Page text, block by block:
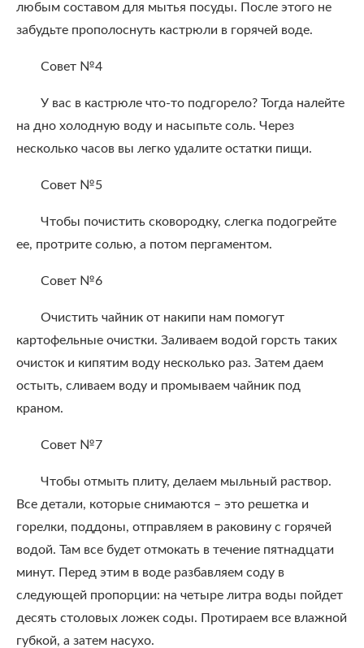
любым составом для мытья посуды. После этого не
забудьте прополоснуть кастрюли в горячей воде.
Совет №4
У вас в кастрюле что-то подгорело? Тогда налейте
на дно холодную воду и насыпьте соль. Через
несколько часов вы легко удалите остатки пищи.
Совет №5
Чтобы почистить сковородку, слегка подогрейте
ее, протрите солью, а потом пергаментом.
Совет №6
Очистить чайник от накипи нам помогут
картофельные очистки. Заливаем водой горсть таких
очисток и кипятим воду несколько раз. Затем даем
остыть, сливаем воду и промываем чайник под
краном.
Совет №7
Чтобы отмыть плиту, делаем мыльный раствор.
Все детали, которые снимаются – это решетка и
горелки, поддоны, отправляем в раковину с горячей
водой. Там все будет отмокать в течение пятнадцати
минут. Перед этим в воде разбавляем соду в
следующей пропорции: на четыре литра воды пойдет
десять столовых ложек соды. Протираем все влажной
губкой, а затем насухо.